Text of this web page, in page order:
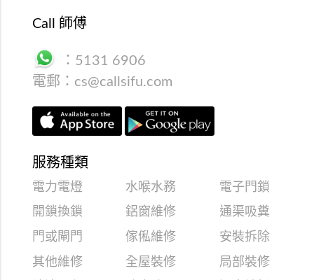
Call 師傅
： 5131 6906
電郵： cs@callsifu.com
服務種類
電力電燈 水喉水務
電子門鎖
開鎖換鎖
鋁窗維修
通渠吸糞
門或閘門
傢俬維修
安裝拆除
其他維修
全屋裝修
局部裝修